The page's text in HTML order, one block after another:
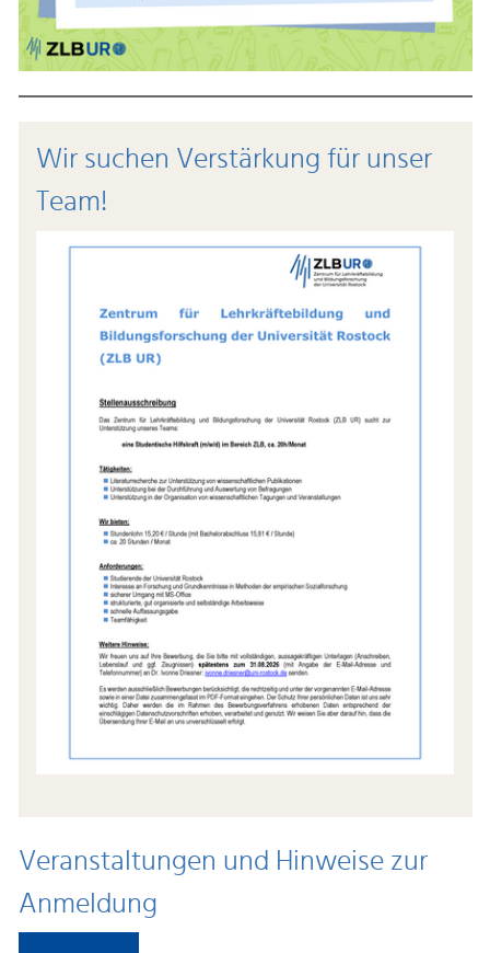
Wir suchen Verstärkung für unser
Team!
Veranstaltungen und Hinweise zur
Anmeldung